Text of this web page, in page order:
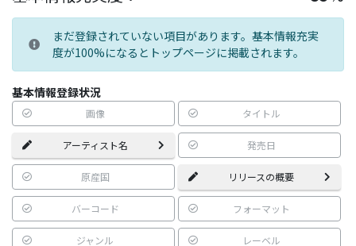
まだ登録されていない項目があります。基本情報充実
度が100%になるとトップページに掲載されます。
基本情報登録状況
画像 タイトル
アーティスト名 発売日
原産国 リリースの概要
バーコード フォーマット
ジャンル レーベル